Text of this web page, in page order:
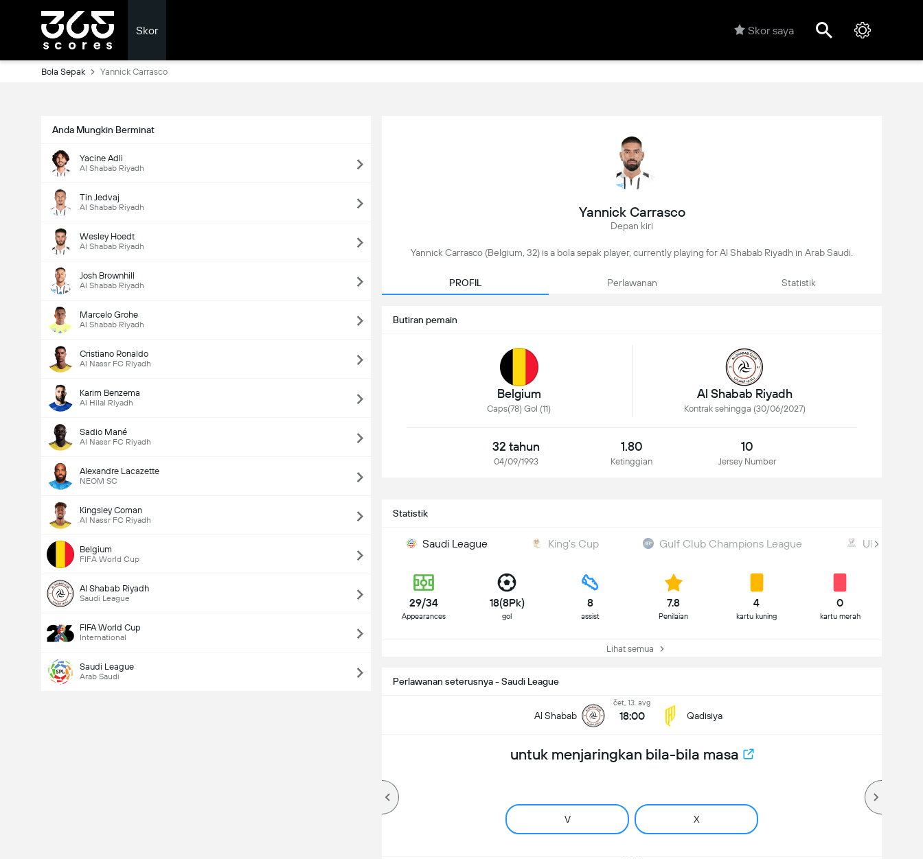
Skor Skor saya
Bola Sepak Yannick Carrasco
Anda Mungkin Berminat
Yacine Adli
Al Shabab Riyadh
Tin Jedvaj
Al Shabab Riyadh
Wesley Hoedt
Al Shabab Riyadh
Josh Brownhill
Al Shabab Riyadh
Marcelo Grohe
Al Shabab Riyadh
Cristiano Ronaldo
Al Nassr FC Riyadh
Karim Benzema
Al Hilal Riyadh
Sadio Mané
Al Nassr FC Riyadh
Alexandre Lacazette
NEOM SC
Kingsley Coman
Al Nassr FC Riyadh
Belgium
FIFA World Cup
Al Shabab Riyadh
Saudi League
FIFA World Cup
International
Saudi League
Arab Saudi
Yannick Carrasco
Depan kiri
Yannick Carrasco (Belgium, 32) is a bola sepak player, currently playing for Al Shabab Riyadh in Arab Saudi.
PROFIL Perlawanan Statistik
Butiran pemain
Belgium
Caps(78) Gol (11)
Al Shabab Riyadh
Kontrak sehingga (30/06/2027)
32 tahun
04/09/1993
1.80
Ketinggian
10
Jersey Number
Statistik
Saudi League King's Cup Gulf Club Champions League UEFA WC
29/34
Appearances
18(8Pk)
gol
8
assist
7.8
Penilaian
4
kartu kuning
0
kartu merah
Lihat semua
Perlawanan seterusnya - Saudi League
Al Shabab
čet, 13. avg
18:00 Qadisiya
untuk menjaringkan bila-bila masa
V X